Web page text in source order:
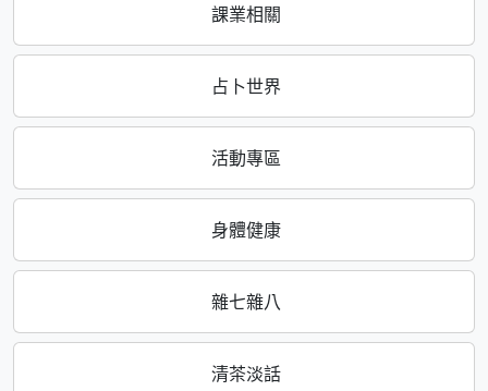
課業相關
占卜世界
活動專區
身體健康
雜七雜八
清茶淡話